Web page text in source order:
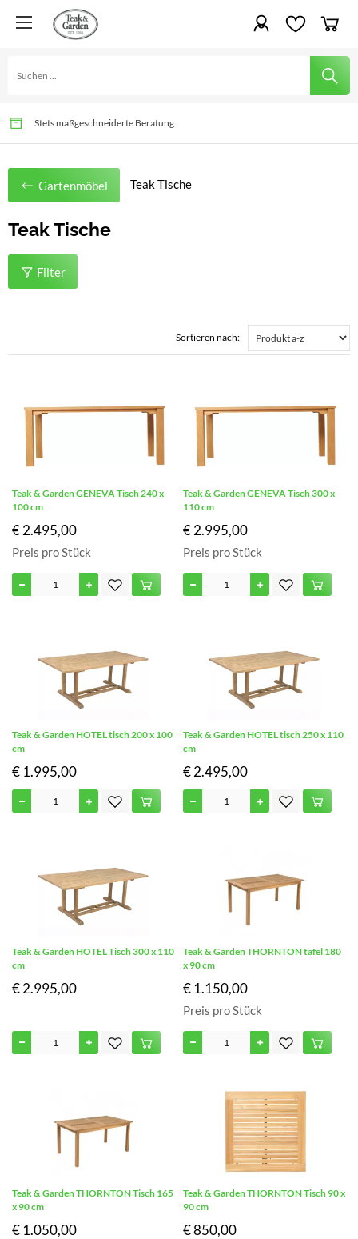
Gartenvergnügen für Generationen
Schnelle Lieferung und Montage möglich
Stets maßgeschneiderte Beratung
Gartenmöbel Teak Tische
Teak Tische
Filter
Sortieren nach:
Teak & Garden GENEVA Tisch 240 x
100 cm
€ 2.495,00
Preis pro Stück
Teak & Garden GENEVA Tisch 300 x
110 cm
€ 2.995,00
Preis pro Stück
Teak & Garden HOTEL tisch 200 x 100
cm
€ 1.995,00
Teak & Garden HOTEL tisch 250 x 110
cm
€ 2.495,00
Teak & Garden HOTEL Tisch 300 x 110
cm
€ 2.995,00
Teak & Garden THORNTON tafel 180
x 90 cm
€ 1.150,00
Preis pro Stück
Teak & Garden THORNTON Tisch 165
x 90 cm
€ 1.050,00
Teak & Garden THORNTON Tisch 90 x
90 cm
€ 850,00